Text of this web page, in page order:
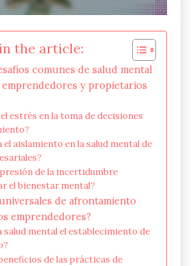
the article:
comunes de salud mental
y propietarios
estrés en la toma de decisiones
el aislamiento en la salud mental de
presión de la incertidumbre
el bienestar mental?
de afrontamiento
emprendedores?
salud mental el establecimiento de
de las prácticas de